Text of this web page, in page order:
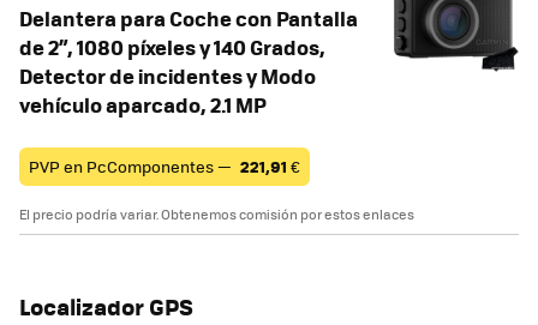
Delantera para Coche con Pantalla
de 2”, 1080 píxeles y 140 Grados,
Detector de incidentes y Modo
vehículo aparcado, 2.1 MP
PVP en PcComponentes — 221,91 €
El precio podría variar. Obtenemos comisión por estos enlaces
Localizador GPS